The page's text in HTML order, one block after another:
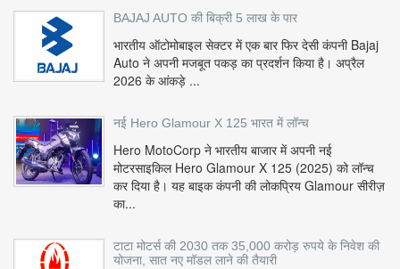
BAJAJ AUTO की बिक्री 5 लाख के पार
भारतीय ऑटोमोबाइल सेक्टर में एक बार फिर देसी कंपनी Bajaj
Auto ने अपनी मजबूत पकड़ का प्रदर्शन किया है। अप्रैल
2026 के आंकड़े ...
नई Hero Glamour X 125 भारत में लॉन्च
Hero MotoCorp ने भारतीय बाजार में अपनी नई
मोटरसाइकिल Hero Glamour X 125 (2025) को लॉन्च
कर दिया है। यह बाइक कंपनी की लोकप्रिय Glamour सीरीज़
का...
टाटा मोटर्स की 2030 तक 35,000 करोड़ रुपये के निवेश की
योजना, सात नए मॉडल लाने की तैयारी